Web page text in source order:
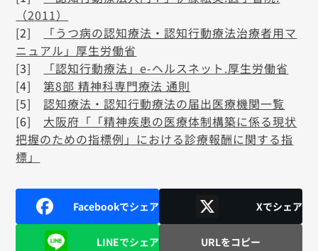
（2011）
[2]
「うつ病の認知療法・認知行動療法治療者用マ
ニュアル」厚生労働省
[3]
「認知行動療法」e-ヘルスネット.厚生労働省
[4]第8部 精神科専門療法 通則
[5]認知療法・認知行動療法の届出医療機関一覧
[6] 大阪府「「精神疾患の医療体制構築に係る現状
把握のための指標例」における診療報酬に関する指
標」
Facebookでシェア Xでシェア
LINEでシェア URLをコピー